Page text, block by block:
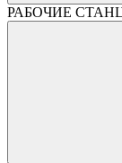
РАБОЧИЕ